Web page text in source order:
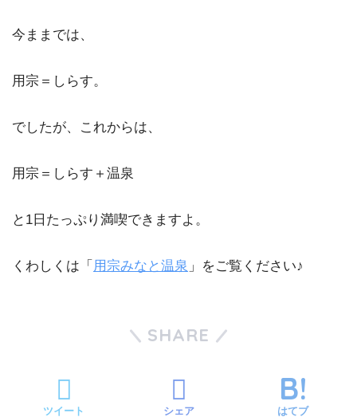
今ままでは、
用宗＝しらす。
でしたが、これからは、
用宗＝しらす＋温泉
と1日たっぷり満喫できますよ。
くわしくは「 用宗みなと温泉 」をご覧ください♪
SHARE
ツイート シェア はてブ